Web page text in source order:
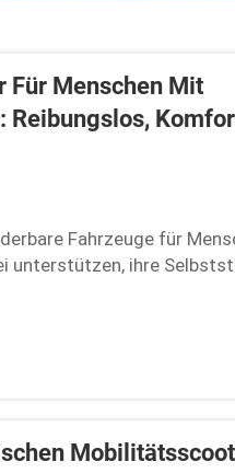
Menschen Mit
Fahrzeuge für
unterstützen, ihre
sich vor, wie Sie damit